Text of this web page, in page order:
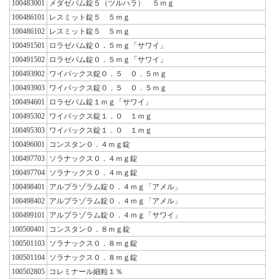
100483001
メダゼパム錠５（ツルハラ） ５ｍｇ
100486101
レスミット錠５ ５ｍｇ
100486102 レスミット錠５ ５ｍｇ
100491501
ロラゼパム錠０．５ｍｇ「サワイ」
100491502
ロラゼパム錠０．５ｍｇ「サワイ」
100493902 ワイパックス錠０．５ ０．５ｍｇ
100493903 ワイパックス錠０．５ ０．５ｍｇ
100494601
ロラゼパム錠１ｍｇ「サワイ」
100495302 ワイパックス錠１．０ １ｍｇ
100495303 ワイパックス錠１．０ １ｍｇ
100496001
コンスタン０．４ｍｇ錠
100497703 ソラナックス０．４ｍｇ錠
100497704 ソラナックス０．４ｍｇ錠
100498401
アルプラゾラム錠０．４ｍｇ「アメル」
100498402 アルプラゾラム錠０．４ｍｇ「アメル」
100499101
アルプラゾラム錠０．４ｍｇ「サワイ」
100500401
コンスタン０．８ｍｇ錠
100501103 ソラナックス０．８ｍｇ錠
100501104 ソラナックス０．８ｍｇ錠
100502805
コレミナール細粒１％